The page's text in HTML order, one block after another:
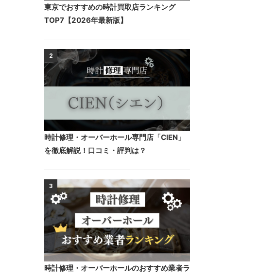
東京でおすすめの時計買取店ランキング
TOP7【2026年最新版】
2
時計修理・オーバーホール専門店「CIEN」
を徹底解説！口コミ・評判は？
3
時計修理・オーバーホールのおすすめ業者ラ